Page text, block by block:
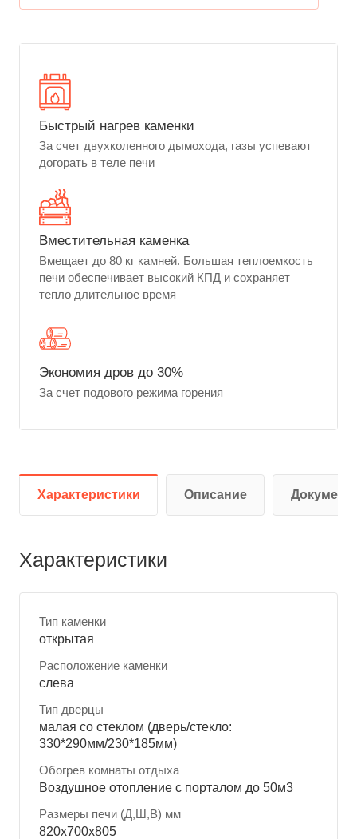
Быстрый нагрев каменки
За счет двухколенного дымохода, газы успевают
догорать в теле печи
Вместительная каменка
Вмещает до 80 кг камней. Большая теплоемкость
печи обеспечивает высокий КПД и сохраняет
тепло длительное время
Экономия дров до 30%
За счет подового режима горения
Характеристики Описание
Характеристики
Тип каменки
открытая
Расположение каменки
слева
Тип дверцы
малая со стеклом (дверь/стекло:
330*290мм/230*185мм)
Обогрев комнаты отдыха
Воздушное отопление с порталом до 50м3
Размеры печи (Д,Ш,В) мм
820x700x805